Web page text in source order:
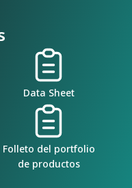
Data Sheet
Folleto del portfolio
de productos